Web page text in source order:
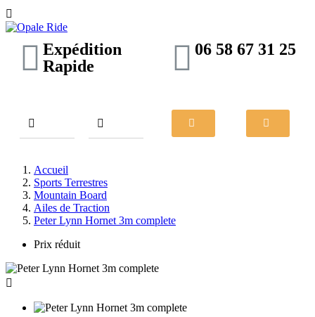

Expédition
Rapide
06 58 67 31 25
Accueil
Sports Terrestres
Mountain Board
Ailes de Traction
Peter Lynn Hornet 3m complete
Prix réduit
